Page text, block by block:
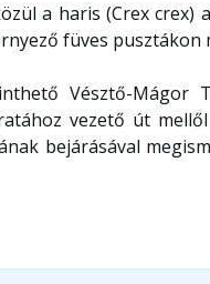
a haris (Crex
füves
Vésztő-Mágor
vezető út
bejárásával